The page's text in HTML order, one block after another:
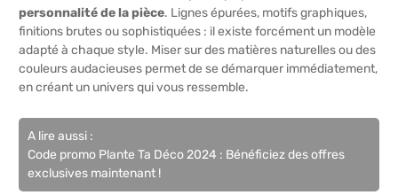
personnalité de la pièce. Lignes épurées, motifs graphiques,
finitions brutes ou sophistiquées : il existe forcément un modèle
adapté à chaque style. Miser sur des matières naturelles ou des
couleurs audacieuses permet de se démarquer immédiatement,
en créant un univers qui vous ressemble.
A lire aussi :
Code promo Plante Ta Déco 2024 : Bénéficiez des offres
exclusives maintenant !